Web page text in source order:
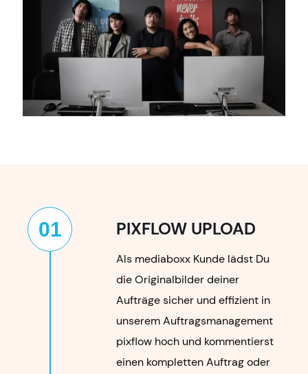
01 PIXFLOW UPLOAD
Als mediaboxx Kunde lädst Du
die Originalbilder deiner
Aufträge sicher und effizient in
unserem Auftragsmanagement
pixflow hoch und kommentierst
einen kompletten Auftrag oder